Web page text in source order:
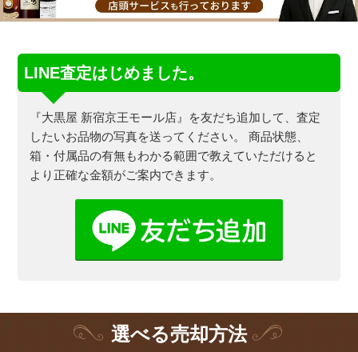
LINE査定はじめました。
『大黒屋 新宿京王モール店』を友だち追加して、査定
したいお品物の写真を送ってください。
商品状態、
箱・付属品の有無もわかる範囲で教えていただけると
より正確な金額がご案内できます。
選べる売却方法